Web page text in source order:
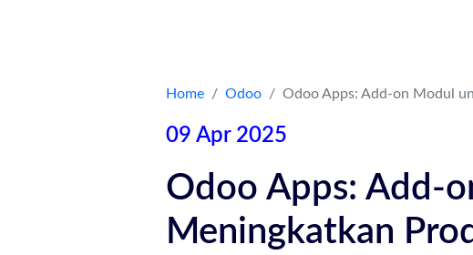
Home Odoo Odoo Apps: Add-on Modul
09 Apr 2025
Odoo Apps: Add-
Meningkatkan